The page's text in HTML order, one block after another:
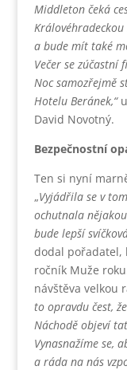
Middleton čeká
a bude mít také
Večer se zúčastní
Noc samozřejmě
Hotelu Beránek,“
David Novotný.
Bezpečnostní
Ten si nyní
„Vyjádřila se v
ochutnala
bude lepší
dodal pořadatel,
ročník Muže
návštěva velkou
to opravdu čest,
Náchodě objeví
Vynasnažíme se,
a ráda na nás